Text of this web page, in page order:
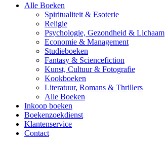
Alle Boeken
Spiritualiteit & Esoterie
Religie
Psychologie, Gezondheid & Lichaam
Economie & Management
Studieboeken
Fantasy & Sciencefiction
Kunst, Cultuur & Fotografie
Kookboeken
Literatuur, Romans & Thrillers
Alle Boeken
Inkoop boeken
Boekenzoekdienst
Klantenservice
Contact